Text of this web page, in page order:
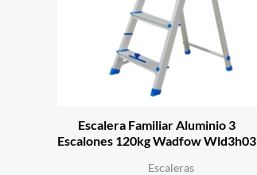
Escalera Familiar Aluminio 3
Escalones 120kg Wadfow Wld3h03
Escaleras